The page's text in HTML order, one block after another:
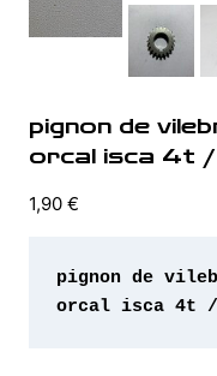
pignon de
orcal isca 4t /
1,90 €
pignon de
orcal isca 4t /